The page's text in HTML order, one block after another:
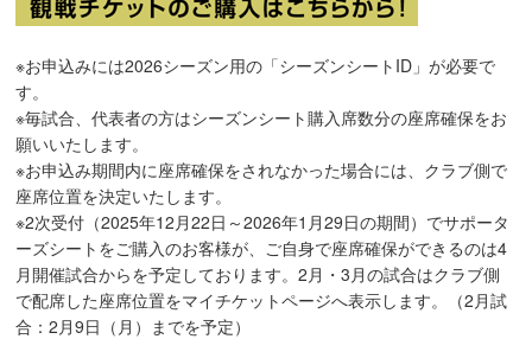
※お申込みには2026シーズン用の「シーズンシートID」が必要で
す。
※毎試合、代表者の方はシーズンシート購入席数分の座席確保をお
願いいたします。
※お申込み期間内に座席確保をされなかった場合には、クラブ側で
座席位置を決定いたします。
※2次受付（2025年12月22日～2026年1月29日の期間）でサポータ
ーズシートをご購入のお客様が、ご自身で座席確保ができるのは4
月開催試合からを予定しております。2月・3月の試合はクラブ側
で配席した座席位置をマイチケットページへ表示します。（2月試
合：2月9日（月）までを予定）